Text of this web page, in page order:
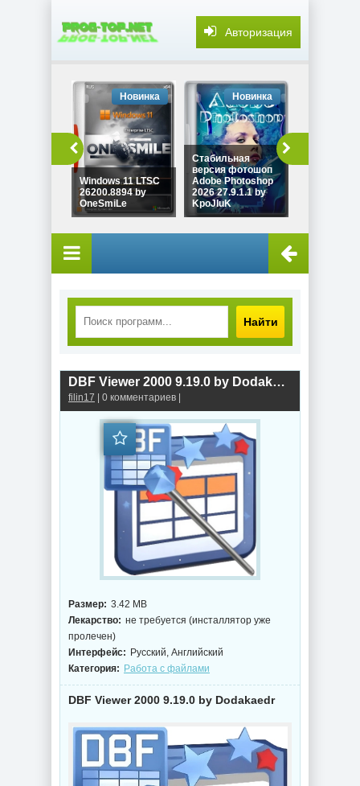
Авторизация
Windows 11 LTSC
26200.8894 by
OneSmiLe
Новинка
Стабильная
версия фотошоп
Adobe Photoshop
2026 27.9.1.1 by
KpoJIuK
Новинка
Найти
DBF Viewer 2000 9.19.0 by Dodakaedr
filin17 | 0 комментариев |
Размер: 3.42 MB
Лекарство: не требуется (инсталлятор уже
пролечен)
Интерфейс: Русский, Английский
Категория: Работа с файлами
DBF Viewer 2000 9.19.0 by Dodakaedr